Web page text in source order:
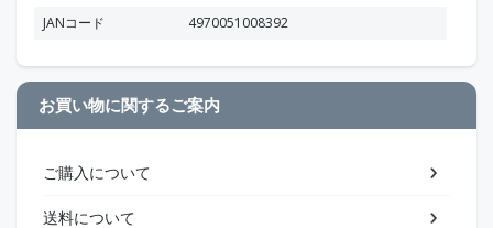
JANコード
4970051008392
お買い物に関するご案内
ご購入について
送料について